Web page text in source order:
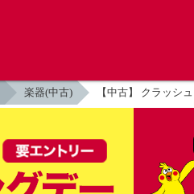
楽器(中古) 【中古】 クラッシ